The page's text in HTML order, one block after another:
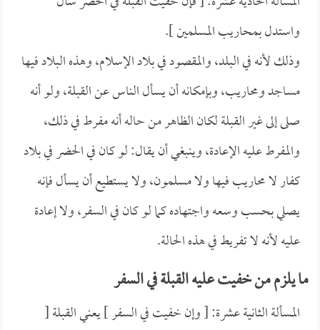
واستدل بمحاريب المسلمين ].
وذلك لأنه في البلد، والمقصود في بلاد الإسلام، وهذه البلاد فيها
مساجد ومحاريب، وبإمكانه أن يسأل الناس عن القبلة، ولو أنه
صلى إلى غير القبلة لكان الظاهر من حاله أنه مفرط في ذلك،
والمفرط عليه الإعادة، وينبغي أن يقال: لو كان في الحضر في بلاد
كفار لا محاريب فيها ولا مسلمون، ولا يستطيع أن يسأل فإنه
يصلي بحسب وسعه واجتهاده كما لو كان في السفر، ولا إعادة
عليه لأنه لا تفريط في هذه الحالة.
ما يلزم من خفيت عليه القبلة في السفر
المسألة الثانية عشرة: [ وإن خفيت في السفر ] يعني القبلة [